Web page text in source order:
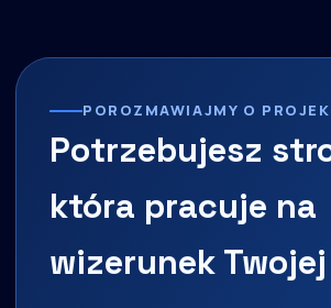
POROZMAWIAJMY O
Potrzebujesz
która pracuje na
wizerunek